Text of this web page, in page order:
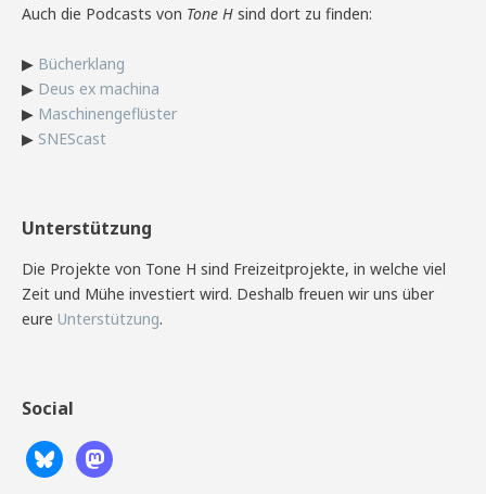
Auch die Podcasts von Tone H sind dort zu finden:
▶ Bücherklang
▶ Deus ex machina
▶ Maschinengeflüster
▶ SNEScast
Unterstützung
Die Projekte von Tone H sind Freizeitprojekte, in welche viel
Zeit und Mühe investiert wird. Deshalb freuen wir uns über
eure Unterstützung.
Social